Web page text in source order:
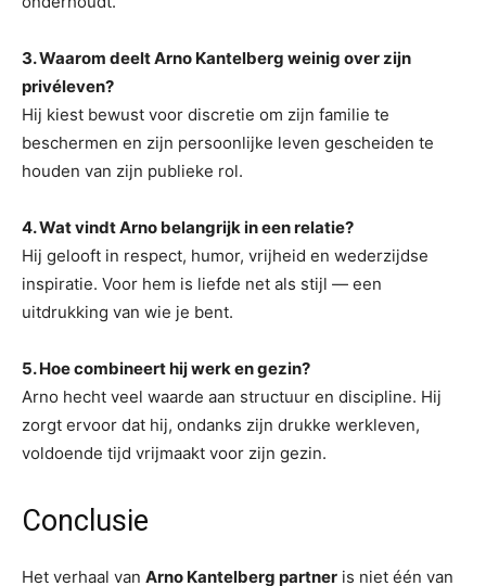
3. Waarom deelt Arno Kantelberg weinig over zijn
privéleven?
Hij kiest bewust voor discretie om zijn familie te
beschermen en zijn persoonlijke leven gescheiden te
houden van zijn publieke rol.
4. Wat vindt Arno belangrijk in een relatie?
Hij gelooft in respect, humor, vrijheid en wederzijdse
inspiratie. Voor hem is liefde net als stijl — een
uitdrukking van wie je bent.
5. Hoe combineert hij werk en gezin?
Arno hecht veel waarde aan structuur en discipline. Hij
zorgt ervoor dat hij, ondanks zijn drukke werkleven,
voldoende tijd vrijmaakt voor zijn gezin.
Conclusie
Het verhaal van Arno Kantelberg partner is niet één van